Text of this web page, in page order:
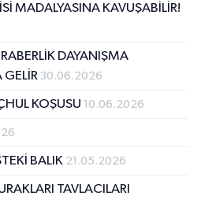
MADALYASINA KAVUŞABİLİR!
DAYANIŞMA
GELİR 30.06.2026
KOŞUSU 10.06.2026
BALIK 21.05.2026
TAVLACILARI